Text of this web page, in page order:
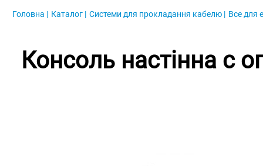
Головна | Каталог | Системи для прокладання кабелю | Все для
Консоль настінна c